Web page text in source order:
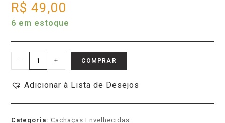
R$ 49,00
6 em estoque
- + COMPRAR
Adicionar à Lista de Desejos
Categoria:Cachaças Envelhecidas